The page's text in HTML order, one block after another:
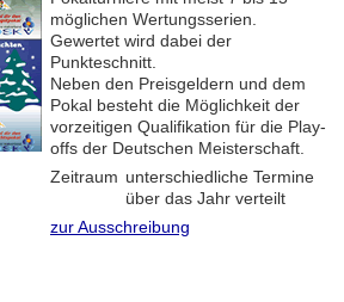
möglichen Wertungsserien.
Gewertet wird dabei der
Punkteschnitt.
Neben den Preisgeldern und dem
Pokal besteht die Möglichkeit der
vorzeitigen Qualifikation für die Play-
offs der Deutschen Meisterschaft.
Zeitraum unterschiedliche Termine
über das Jahr verteilt
zur Ausschreibung